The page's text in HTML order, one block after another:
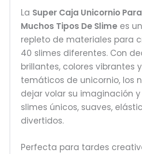
La Super Caja Unicornio
Muchos Tipos De Slime es
repleto de materiales para
40 slimes diferentes. Con
brillantes, colores vibrantes
temáticos de unicornio, los
dejar volar su imaginación
slimes únicos, suaves,
divertidos.
Perfecta para tardes